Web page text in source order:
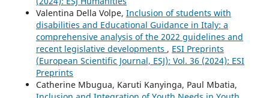
Valentina Della Volpe, Inclusion of students with
disabilities and Educational Guidance in Italy: a
comprehensive analysis of the 2022 guidelines and
recent legislative developments , ESI Preprints
(European Scientific Journal, ESJ): Vol. 36 (2024): ESI
Preprints
Catherine Mbugua, Karuti Kanyinga, Paul Mbatia,